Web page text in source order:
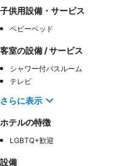
子供用設備・サービス
ベビーベッド
客室の設備 / サービス
シャワー付バスルーム
テレビ
さらに表示
ホテルの特徴
LGBTQ+歓迎
設備